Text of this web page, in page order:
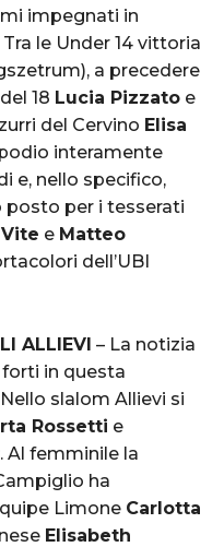
impegnati in
le Under 14 vittoria
a precedere
18 Lucia Pizzato e
del Cervino Elisa
interamente
e, nello specifico,
posto per i tesserati
e Matteo
dell’UBI
ALLIEVI – La notizia
in questa
slalom Allievi si
Rossetti e
. Al femminile la
ha
Limone Carlotta
Elisabeth